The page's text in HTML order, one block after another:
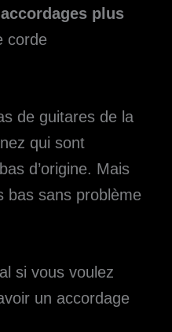
plus
corde
de guitares de la
qui sont
d’origine. Mais
bas sans problème
si vous voulez
un accordage